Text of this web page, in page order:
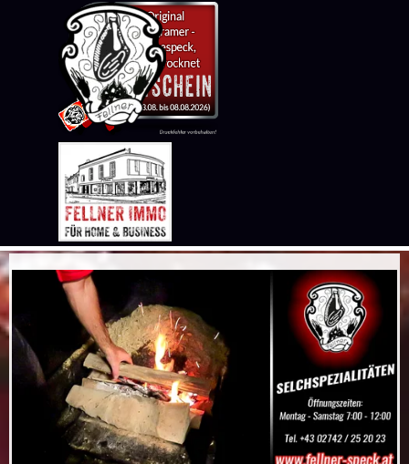
Direkt zum Seiteninhalt
Menü überspringen